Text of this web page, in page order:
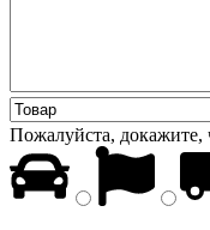
Пожалуйста, докажите,